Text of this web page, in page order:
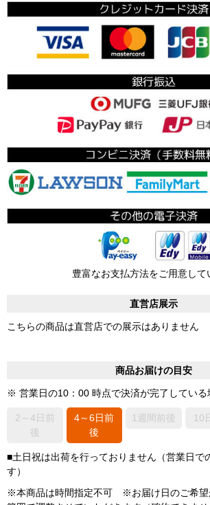
豊富なお支払方法をご用意して
直営店展示
こちらの商品は直営店での展示はありません
商品お届けの目安
※ 営業日の10：00 時点で決済が完了している
2～4日前
後
4～6日前
後
1週間前後 10
■土日祝は出荷を行っておりません（営業日で
す）
※本商品は時間指定不可 ※お届け日のご希望